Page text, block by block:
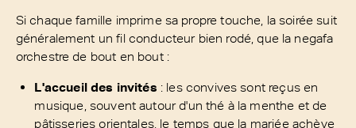
Si chaque famille imprime sa propre touche, la soirée suit
généralement un fil conducteur bien rodé, que la negafa
orchestre de bout en bout :
L'accueil des invités : les convives sont reçus en
musique, souvent autour d'un thé à la menthe et de
pâtisseries orientales, le temps que la mariée achève